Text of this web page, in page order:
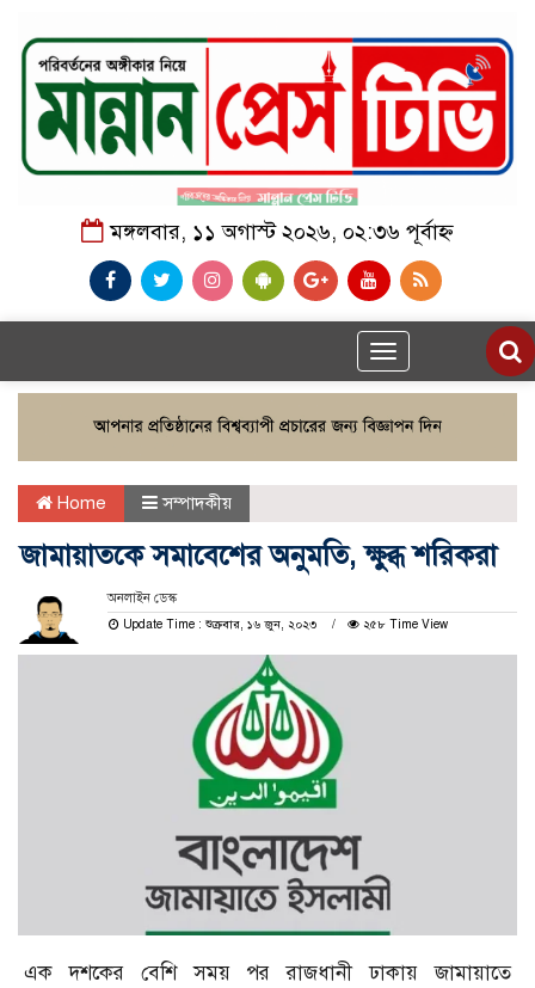
মঙ্গলবার, ১১ অগাস্ট ২০২৬, ০২:৩৬ পূর্বাহ্ন
Toggle
navigation
Home সম্পাদকীয়
জামায়াতকে সমাবেশের অনুমতি, ক্ষুব্ধ শরিকরা
অনলাইন ডেস্ক
Update Time : শুক্রবার, ১৬ জুন, ২০২৩
২৫৮ Time View
এক দশকের বেশি সময় পর রাজধানী ঢাকায় জামায়াতে